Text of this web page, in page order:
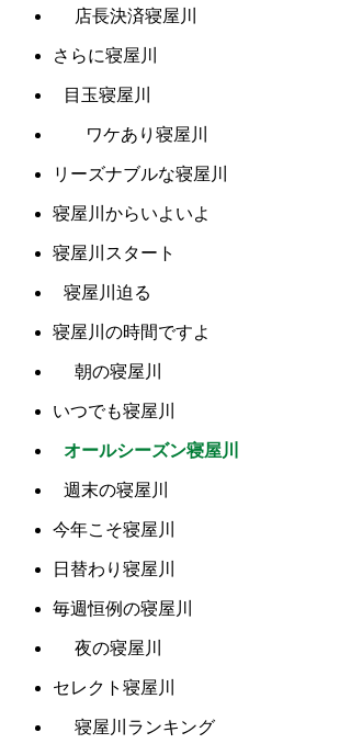
店長決済寝屋川
さらに寝屋川
目玉寝屋川
ワケあり寝屋川
リーズナブルな寝屋川
寝屋川からいよいよ
寝屋川スタート
寝屋川迫る
寝屋川の時間ですよ
朝の寝屋川
いつでも寝屋川
オールシーズン寝屋川
週末の寝屋川
今年こそ寝屋川
日替わり寝屋川
毎週恒例の寝屋川
夜の寝屋川
セレクト寝屋川
寝屋川ランキング